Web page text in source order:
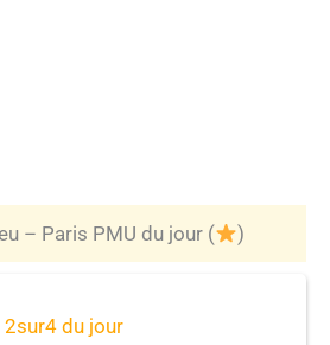
– Paris PMU du jour ( )
2sur4 du jour